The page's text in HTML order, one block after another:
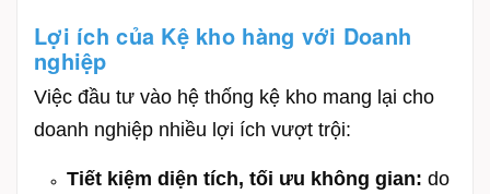
Lợi ích của Kệ kho hàng với Doanh
nghiệp
Việc đầu tư vào hệ thống kệ kho mang lại cho
doanh nghiệp nhiều lợi ích vượt trội:
Tiết kiệm diện tích, tối ưu không gian: do